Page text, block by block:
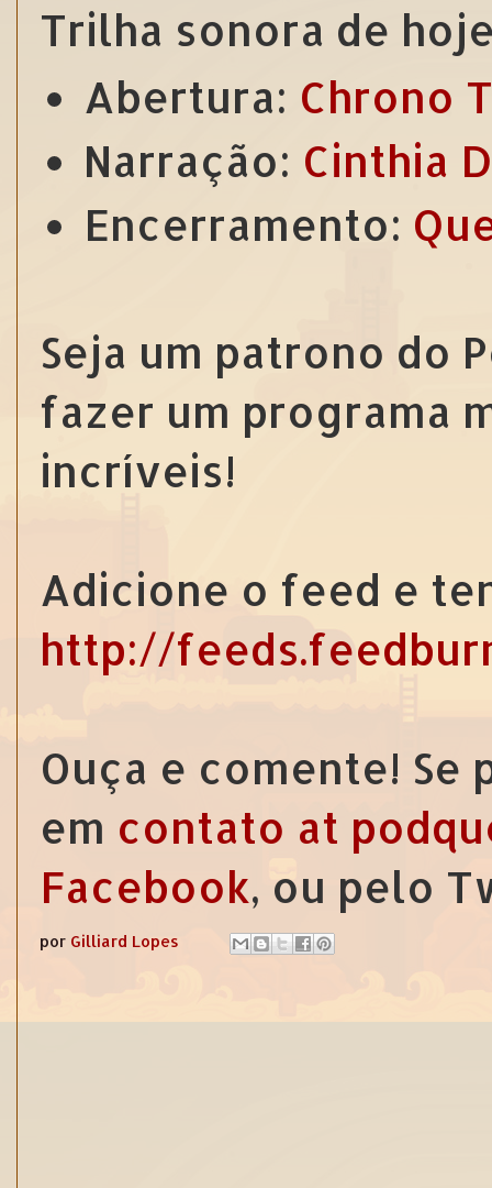
Trilha sonora de
Abertura: Chrono
Narração: Cinthia
Encerramento:
Seja um patrono do
fazer um programa
incríveis!
Adicione o feed e
http://
Ouça e comente!
em contato at
Facebook, ou pelo
por Gilliard Lopes